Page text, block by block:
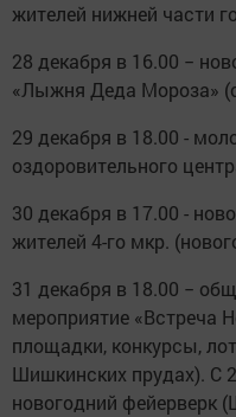
жителей нижней части
28 декабря в 16.00 −
«Лыжня Деда Мороза»
29 декабря в 18.00 -
оздоровительного
30 декабря в 17.00 -
жителей 4-го мкр.
31 декабря в 18.00 −
мероприятие «Встреча
площадки, конкурсы,
Шишкинских прудах). С
новогодний фейерверк